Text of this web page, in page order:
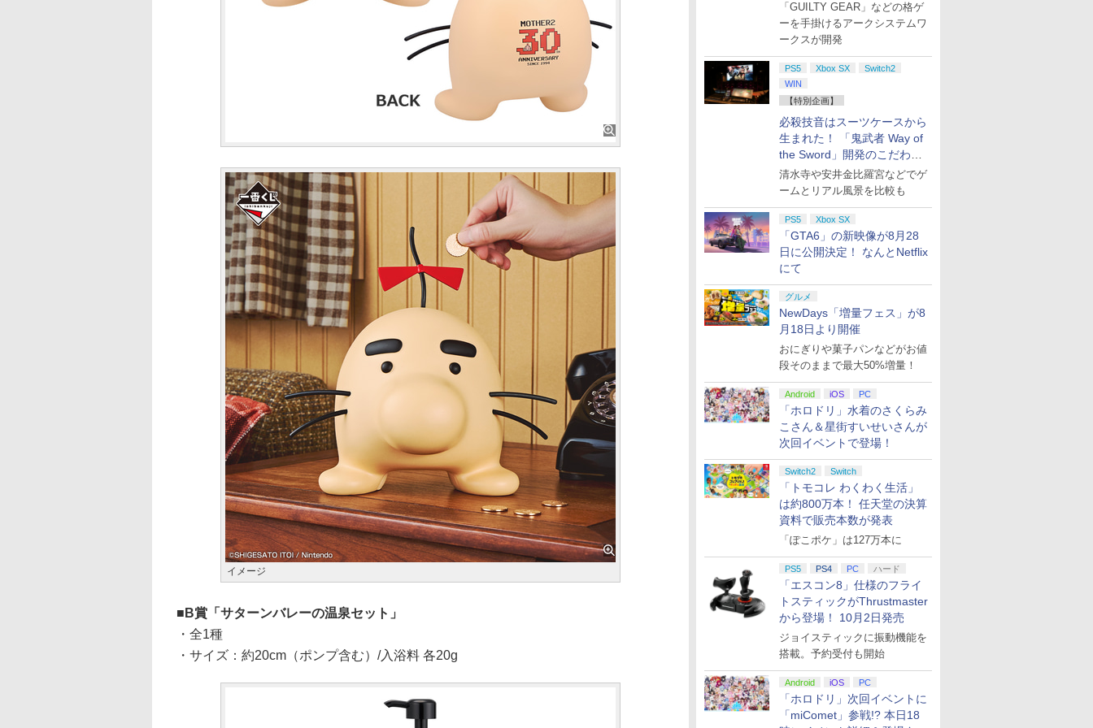
たちが登場
「GUILTY GEAR」などの格ゲ
ーを手掛けるアークシステムワ
ークスが開発
PS5 Xbox SX
Switch2
WIN
【特別企画】
必殺技音はスーツケースから
生まれた！ 「鬼武者 Way of
the Sword」開発のこだわり
を目撃！
清水寺や安井金比羅宮などでゲ
ームとリアル風景を比較も
PS5 Xbox SX
「GTA6」の新映像が8月28
日に公開決定！ なんとNetflix
にて
グルメ
NewDays「増量フェス」が8
月18日より開催
おにぎりや菓子パンなどがお値
段そのままで最大50%増量！
Android iOS PC
「ホロドリ」水着のさくらみ
こさん＆星街すいせいさんが
次回イベントで登場！
Switch2 Switch
「トモコレ わくわく生活」
は約800万本！ 任天堂の決算
資料で販売本数が発表
「ぽこポケ」は127万本に
PS5 PS4 PC ハード
「エスコン8」仕様のフライ
トスティックがThrustmaster
から登場！ 10月2日発売
ジョイスティックに振動機能を
搭載。予約受付も開始
Android iOS PC
「ホロドリ」次回イベントに
「miComet」参戦!? 本日18
イメージ
B賞「サターンバレーの温泉セット」
・全1種
・サイズ：約20cm（ポンプ含む）/入浴料 各20g